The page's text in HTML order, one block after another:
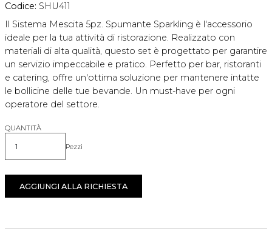
Codice: SHU411
Il Sistema Mescita 5pz. Spumante Sparkling è l'accessorio
ideale per la tua attività di ristorazione. Realizzato con
materiali di alta qualità, questo set è progettato per garantire
un servizio impeccabile e pratico. Perfetto per bar, ristoranti
e catering, offre un'ottima soluzione per mantenere intatte
le bollicine delle tue bevande. Un must-have per ogni
operatore del settore.
QUANTITÀ
Quantità Pezzi
AGGIUNGI ALLA RICHIESTA